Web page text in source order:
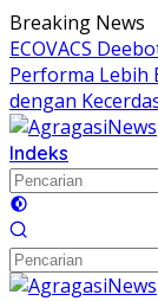
Langsung
ke
konten
Breaking News
ECOVACS
Performa Lebih
dengan
Indeks